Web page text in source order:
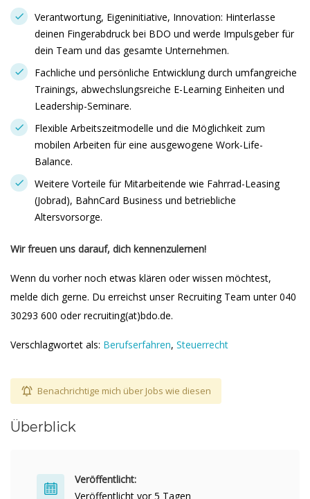
Verantwortung, Eigeninitiative, Innovation: Hinterlasse
deinen Fingerabdruck bei BDO und werde Impulsgeber für
dein Team und das gesamte Unternehmen.
Fachliche und persönliche Entwicklung durch umfangreiche
Trainings, abwechslungsreiche E-Learning Einheiten und
Leadership-Seminare.
Flexible Arbeitszeitmodelle und die Möglichkeit zum
mobilen Arbeiten für eine ausgewogene Work-Life-
Balance.
Weitere Vorteile für Mitarbeitende wie Fahrrad-Leasing
(Jobrad), BahnCard Business und betriebliche
Altersvorsorge.
Wir freuen uns darauf, dich kennenzulernen!
Wenn du vorher noch etwas klären oder wissen möchtest,
melde dich gerne. Du erreichst unser Recruiting Team unter 040
30293 600 oder recruiting(at)bdo.de.
Verschlagwortet als: Berufserfahren, Steuerrecht
Benachrichtige mich über Jobs wie diesen
Überblick
Veröffentlicht:
Veröffentlicht vor 5 Tagen